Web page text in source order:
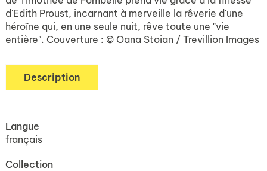
d'Edith Proust, incarnant à merveille la rêverie d'une
héroïne qui, en une seule nuit, rêve toute une "vie
entière". Couverture : © Oana Stoian / Trevillion Images
Description
Langue
français
Collection